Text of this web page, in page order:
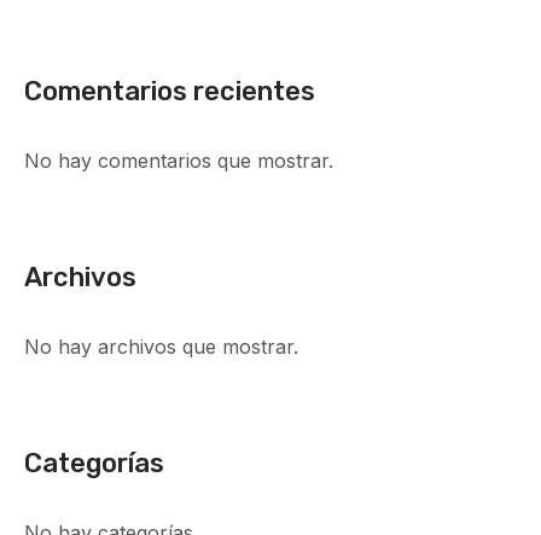
Comentarios recientes
No hay comentarios que mostrar.
Archivos
No hay archivos que mostrar.
Categorías